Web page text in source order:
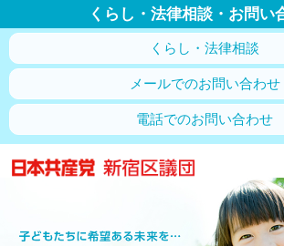
くらし・法律相談・お問い
くらし・法律相談
メールでのお問い合わせ
電話でのお問い合わせ